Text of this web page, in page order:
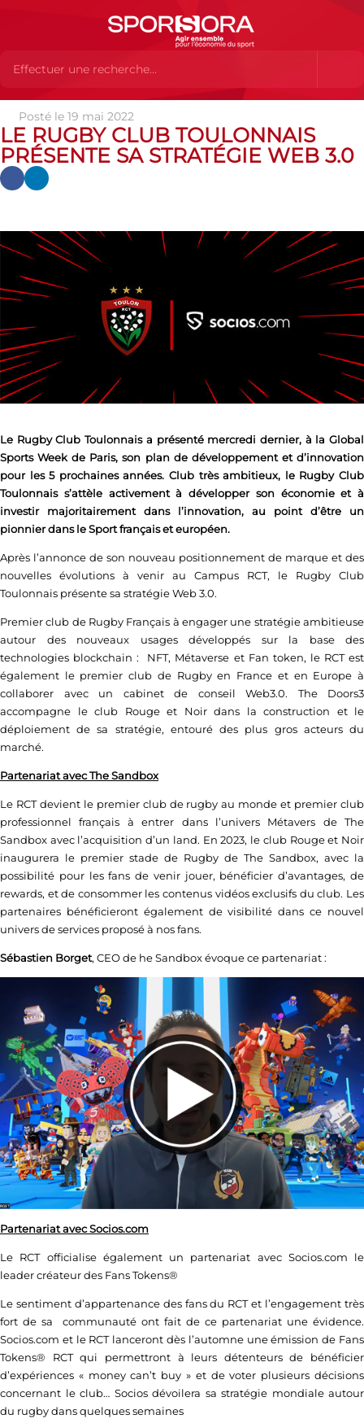
Actualités Actualités
Club Toulonnais présente sa stratégie Web 3.0
Posté le 19 mai 2022
LE RUGBY CLUB TOULONNAIS
PRÉSENTE SA STRATÉGIE WEB 3.0
Le Rugby Club Toulonnais a présenté mercredi dernier, à la Global
Sports Week de Paris, son plan de développement et d’innovation
pour les 5 prochaines années. Club très ambitieux, le Rugby Club
Toulonnais s’attèle activement à développer son économie et à
investir majoritairement dans l’innovation, au point d’être un
pionnier dans le Sport français et européen.
Après l’annonce de son nouveau positionnement de marque et des
nouvelles évolutions à venir au Campus RCT, le Rugby Club
Toulonnais présente sa stratégie Web 3.0.
Premier club de Rugby Français à engager une stratégie ambitieuse
autour des nouveaux usages développés sur la base des
technologies blockchain : NFT, Métaverse et Fan token, le RCT est
également le premier club de Rugby en France et en Europe à
collaborer avec un cabinet de conseil Web3.0. The Doors3
accompagne le club Rouge et Noir dans la construction et le
déploiement de sa stratégie, entouré des plus gros acteurs du
marché.
Partenariat avec The Sandbox
Le RCT devient le premier club de rugby au monde et premier club
professionnel français à entrer dans l’univers Métavers de The
Sandbox avec l’acquisition d’un land. En 2023, le club Rouge et Noir
inaugurera le premier stade de Rugby de The Sandbox, avec la
possibilité pour les fans de venir jouer, bénéficier d’avantages, de
rewards, et de consommer les contenus vidéos exclusifs du club. Les
partenaires bénéficieront également de visibilité dans ce nouvel
univers de services proposé à nos fans.
Sébastien Borget, CEO de he Sandbox évoque ce partenariat :
Partenariat avec Socios.com
Le RCT officialise également un partenariat avec Socios.com le
leader créateur des Fans Tokens®
Le sentiment d’appartenance des fans du RCT et l’engagement très
fort de sa communauté ont fait de ce partenariat une évidence.
Socios.com et le RCT lanceront dès l’automne une émission de Fans
Tokens® RCT qui permettront à leurs détenteurs de bénéficier
d’expériences « money can’t buy » et de voter plusieurs décisions
concernant le club… Socios dévoilera sa stratégie mondiale autour
du rugby dans quelques semaines